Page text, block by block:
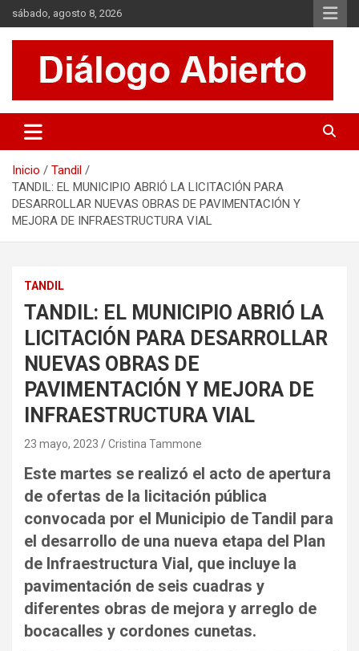
Saltar
al
contenido
sábado, agosto 8, 2026
Diálogo Abierto
Se tratan diversos temas de actualidad buscando hacer un
aporte a la sociedad, brindando información relevante de lo que
Inicio
Tandil
TANDIL: EL MUNICIPIO ABRIÓ LA LICITACIÓN PARA
DESARROLLAR NUEVAS OBRAS DE PAVIMENTACIÓN Y
MEJORA DE INFRAESTRUCTURA VIAL
TANDIL
TANDIL: EL MUNICIPIO ABRIÓ LA
LICITACIÓN PARA DESARROLLAR
NUEVAS OBRAS DE
PAVIMENTACIÓN Y MEJORA DE
INFRAESTRUCTURA VIAL
23 mayo, 2023 Cristina Tammone
Este martes se realizó el acto de apertura
de ofertas de la licitación pública
convocada por el Municipio de Tandil para
el desarrollo de una nueva etapa del Plan
de Infraestructura Vial, que incluye la
pavimentación de seis cuadras y
diferentes obras de mejora y arreglo de
bocacalles y cordones cunetas.